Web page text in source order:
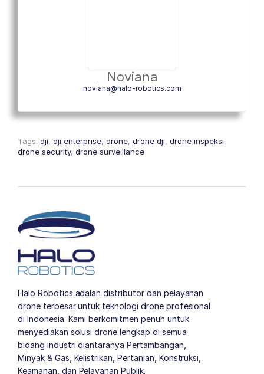
Noviana
noviana@halo-robotics.com
Tags: dji, dji enterprise, drone, drone dji, drone inspeksi,
drone security, drone surveillance
Halo Robotics adalah distributor dan pelayanan
drone terbesar untuk teknologi drone profesional
di Indonesia. Kami berkomitmen penuh untuk
menyediakan solusi drone lengkap di semua
bidang industri diantaranya Pertambangan,
Minyak & Gas, Kelistrikan, Pertanian, Konstruksi,
Keamanan, dan Pelayanan Publik.